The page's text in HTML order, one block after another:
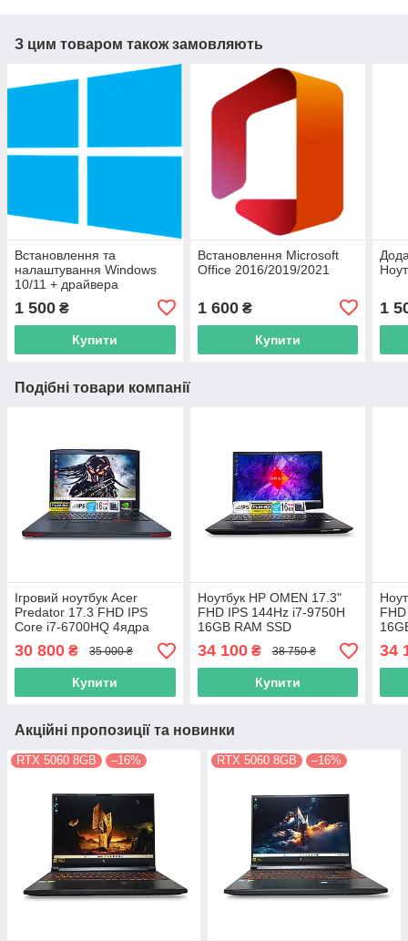
З цим товаром також замовляють
Встановлення та
налаштування Windows
10/11 + драйвера
1 500 ₴
Купити
Встановлення Microsoft
Office 2016/2019/2021
1 600₴
Купити
1
Подібні товари компанії
Ігровий ноутбук Acer
Predator 17.3 FHD IPS
Core i7-6700HQ 4ядра
16Gb Ram
SSD128GB+1TB HDD
Nvidia GTX1060 6GB
30 800 ₴ 35 000 ₴
Купити
Ноутбук HP OMEN 17.3"
FHD IPS 144Hz i7-9750H
16GB RAM SSD
256GB+1TB HDD Nvidia
RTX 2060 6GB
34 100₴ 38 750 ₴
Купити
34
Акційні пропозиції та новинки
RTX 5060 8GB –16% RTX 5060 8GB –16%